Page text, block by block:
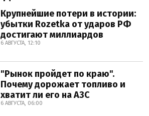
Крупнейшие потери в истории:
убытки Rozetka от ударов РФ
достигают миллиардов
6 АВГУСТА, 12:10
"Рынок пройдет по краю".
Почему дорожает топливо и
хватит ли его на АЗС
6 АВГУСТА, 06:00